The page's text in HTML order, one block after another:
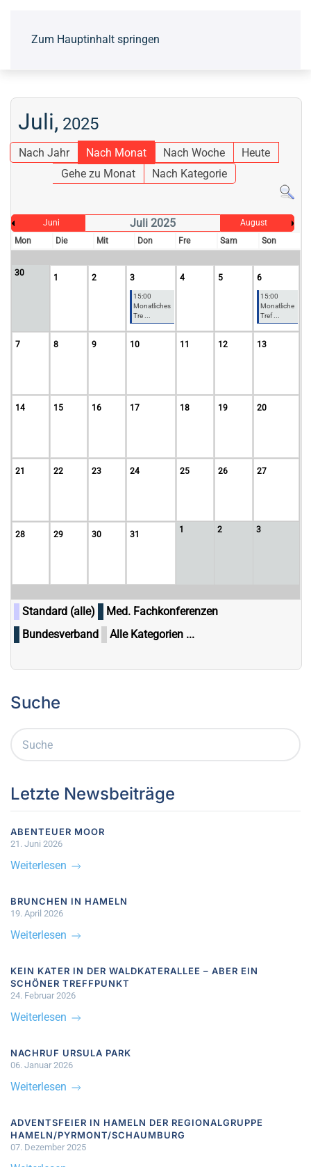
Zum Hauptinhalt springen
Juli, 2025
Nach Jahr Nach Monat Nach Woche
Heute
Gehe zu Monat
Nach Kategorie
Juni Juli 2025
August
Mon
Die Mit Don Fre Sam Son
30 1 2 3
15:00
Monatliches
Tre ...
4 5 6
15:00
Monatliche
Tref ...
7 8 9 10 11 12 13
14 15 16 17 18 19 20
21 22 23 24 25 26 27
28 29 30 31 1 2 3
Standard (alle)
Med. Fachkonferenzen
Bundesverband
Alle Kategorien ...
Suche
Letzte Newsbeiträge
ABENTEUER MOOR
21. Juni 2026
Weiterlesen
BRUNCHEN IN HAMELN
19. April 2026
Weiterlesen
KEIN KATER IN DER WALDKATERALLEE – ABER EIN
SCHÖNER TREFFPUNKT
24. Februar 2026
Weiterlesen
NACHRUF URSULA PARK
06. Januar 2026
Weiterlesen
ADVENTSFEIER IN HAMELN DER REGIONALGRUPPE
HAMELN/PYRMONT/SCHAUMBURG
07. Dezember 2025